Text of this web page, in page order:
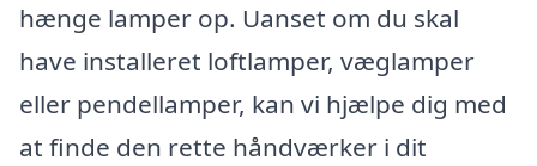
hænge lamper op. Uanset om du skal
have installeret loftlamper, væglamper
eller pendellamper, kan vi hjælpe dig med
at finde den rette håndværker i dit